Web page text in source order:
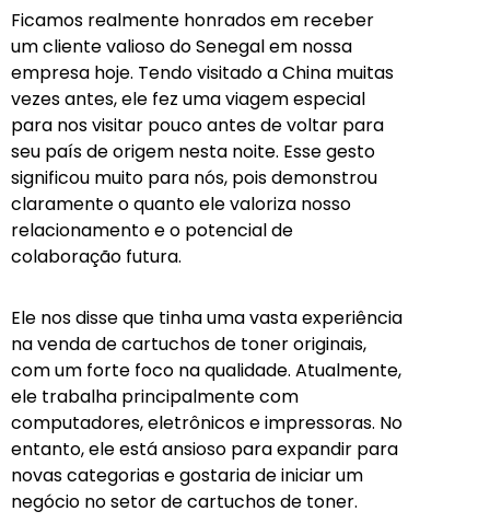
Ficamos realmente honrados em receber
um cliente valioso do Senegal em nossa
empresa hoje. Tendo visitado a China muitas
vezes antes, ele fez uma viagem especial
para nos visitar pouco antes de voltar para
seu país de origem nesta noite. Esse gesto
significou muito para nós, pois demonstrou
claramente o quanto ele valoriza nosso
relacionamento e o potencial de
colaboração futura.
Ele nos disse que tinha uma vasta experiência
na venda de cartuchos de toner originais,
com um forte foco na qualidade. Atualmente,
ele trabalha principalmente com
computadores, eletrônicos e impressoras. No
entanto, ele está ansioso para expandir para
novas categorias e gostaria de iniciar um
negócio no setor de cartuchos de toner.